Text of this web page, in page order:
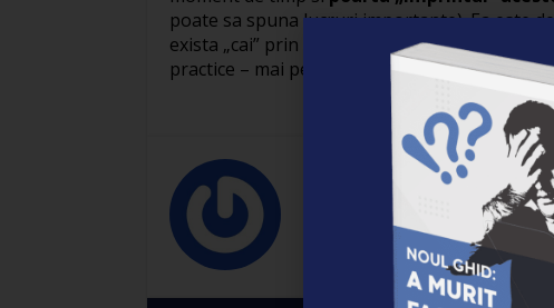
poate sa spuna lucruri importante). Ea este
exista „cai” prin care energia subtila curge
practice – mai pe larg, data viitoare.
Marius Stan
25/
Marius Stan